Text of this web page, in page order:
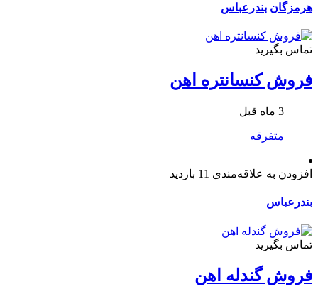
هرمزگان بندرعباس
تماس بگیرید
فروش کنسانتره اهن
3 ماه قبل
متفرقه
افزودن به علاقه‌مندی 11 بازدید
بندرعباس
تماس بگیرید
فروش گندله اهن